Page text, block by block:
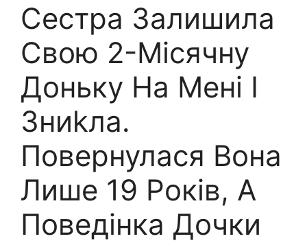
Сестра Залишила
Свою 2-Місячну
Доньку На Мені І
Зниkла.
Повернулася Вона
Лише 19 Років, А
Поведінка Дочки